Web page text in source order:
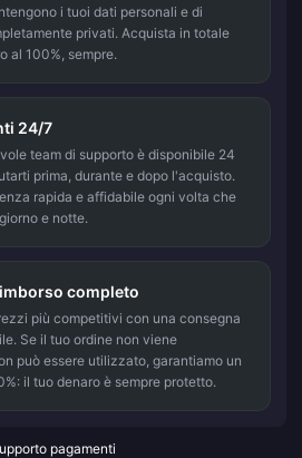
i tuoi dati personali e di
privati. Acquista in totale
al 100%, sempre.
24/7
team di supporto è disponibile 24
prima, durante e dopo l'acquisto.
rapida e affidabile ogni volta che
e notte.
completo
più competitivi con una consegna
Se il tuo ordine non viene
può essere utilizzato, garantiamo un
il tuo denaro è sempre protetto.
pagamenti